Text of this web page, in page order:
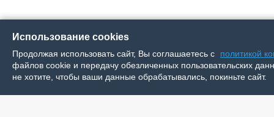
Использование cookies
Продолжая использовать сайт, Вы соглашаетесь с
политикой
файлов cookie и передачу обезличенных пользовательских
не хотите, чтобы ваши данные обрабатывались, покиньте сайт.